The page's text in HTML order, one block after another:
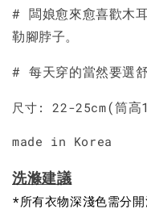
# 闆娘愈來愈喜歡木
勒腳脖子。
# 每天穿的當然要選
尺寸: 22-25cm(筒高
made in Korea
洗滌建議
*所有衣物深淺色需分開